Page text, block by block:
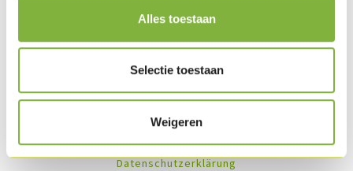
Alles toestaan
Selectie toestaan
Weigeren
Datenschutzerklärung